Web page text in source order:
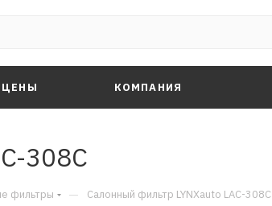
ЦЕНЫ КОМПАНИЯ
308C
фильтры — Салонный фильтр LYNXauto LAC-308C